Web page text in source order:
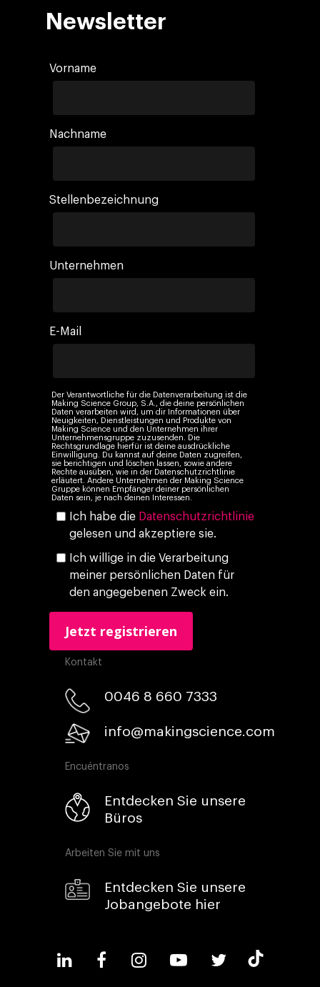
Newsletter
Vorname
Nachname
Stellenbezeichnung
Unternehmen
E-Mail
Der Verantwortliche für die Datenverarbeitung ist die
Making Science Group, S.A., die deine persönlichen
Daten verarbeiten wird, um dir Informationen über
Neuigkeiten, Dienstleistungen und Produkte von
Making Science und den Unternehmen ihrer
Unternehmensgruppe zuzusenden. Die
Rechtsgrundlage hierfür ist deine ausdrückliche
Einwilligung. Du kannst auf deine Daten zugreifen,
sie berichtigen und löschen lassen, sowie andere
Rechte ausüben, wie in der Datenschutzrichtlinie
erläutert. Andere Unternehmen der Making Science
Gruppe können Empfänger deiner persönlichen
Daten sein, je nach deinen Interessen.
Ich habe die Datenschutzrichtlinie
gelesen und akzeptiere sie.
Ich willige in die Verarbeitung
meiner persönlichen Daten für
den angegebenen Zweck ein.
Kontakt
0046 8 660 7333​
info@makingscience.com
Encuéntranos
Entdecken Sie unsere
Büros
Arbeiten Sie mit uns
Entdecken Sie unsere
Jobangebote hier